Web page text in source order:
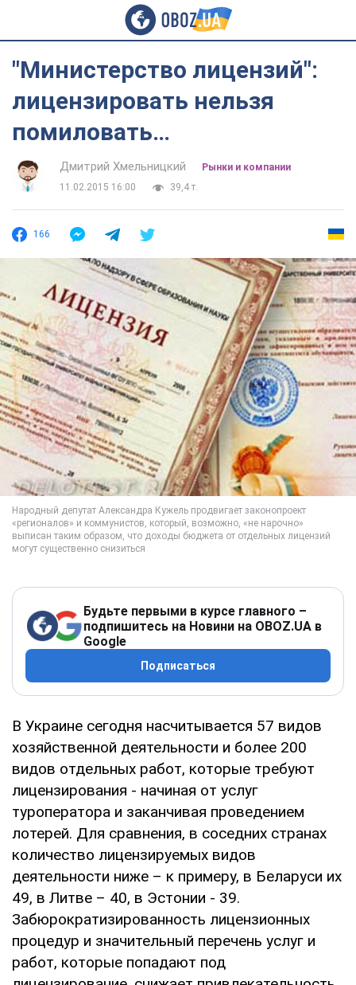
"Министерство лицензий":
лицензировать нельзя
помиловать…
Дмитрий Хмельницкий
Рынки и компании
11.02.2015 16:00
39,4 т.
166
Будьте первыми в курсе главного –
подпишитесь на Новини на OBOZ.UA в
Google
Подписаться
В Украине сегодня насчитывается 57 видов
хозяйственной деятельности и более 200
видов отдельных работ, которые требуют
лицензирования - начиная от услуг
туроператора и заканчивая проведением
лотерей. Для сравнения, в соседних странах
количество лицензируемых видов
деятельности ниже – к примеру, в Беларуси их
49, в Литве – 40, в Эстонии - 39.
Забюрократизированность лицензионных
процедур и значительный перечень услуг и
работ, которые попадают под